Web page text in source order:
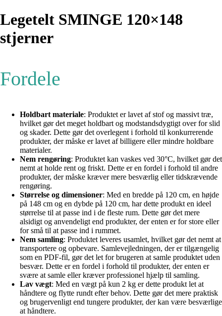
Legetelt SMINGE 120×148
stjerner
Fordele
Holdbart materiale: Produktet er lavet af stof og massivt træ,
hvilket gør det meget holdbart og modstandsdygtigt over for slid
og skader. Dette gør det overlegent i forhold til konkurrerende
produkter, der måske er lavet af billigere eller mindre holdbare
materialer.
Nem rengøring: Produktet kan vaskes ved 30°C, hvilket gør det
nemt at holde rent og friskt. Dette er en fordel i forhold til andre
produkter, der måske kræver mere besværlig eller tidskrævende
rengøring.
Størrelse og dimensioner: Med en bredde på 120 cm, en højde
på 148 cm og en dybde på 120 cm, har dette produkt en ideel
størrelse til at passe ind i de fleste rum. Dette gør det mere
alsidigt og anvendeligt end produkter, der enten er for store eller
for små til at passe ind i rummet.
Nem samling: Produktet leveres usamlet, hvilket gør det nemt at
transportere og opbevare. Samlevejledningen, der er tilgængelig
som en PDF-fil, gør det let for brugeren at samle produktet uden
besvær. Dette er en fordel i forhold til produkter, der enten er
svære at samle eller kræver professionel hjælp til samling.
Lav vægt: Med en vægt på kun 2 kg er dette produkt let at
håndtere og flytte rundt efter behov. Dette gør det mere praktisk
og brugervenligt end tungere produkter, der kan være besværlige
at håndtere.